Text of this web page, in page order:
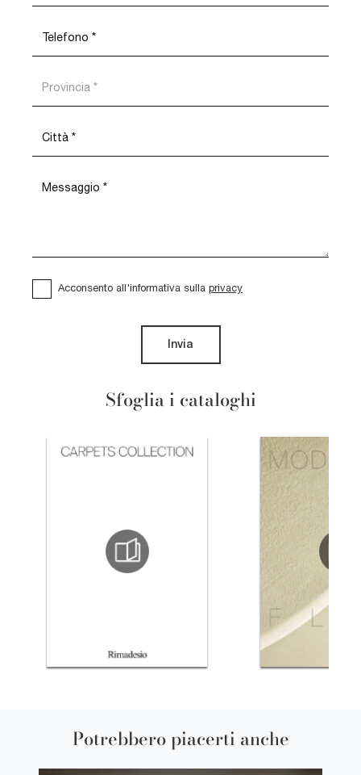
Sfoglia i cataloghi
Acconsento all'informativa sulla privacy
Invia
Potrebbero piacerti anche